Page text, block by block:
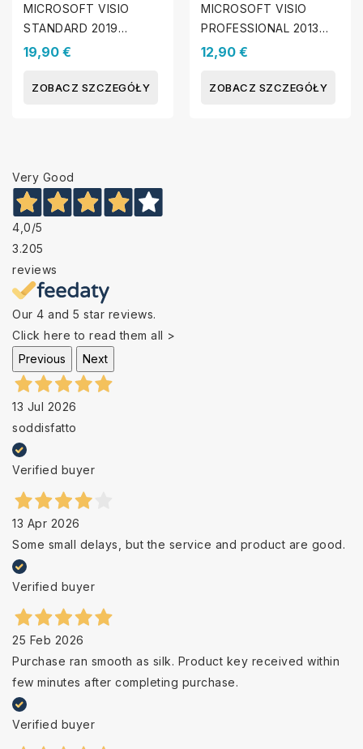
MICROSOFT VISIO
STANDARD 2019
(WINDOWS)
19,90 €
ZOBACZ SZCZEGÓŁY
MICROSOFT VISIO
PROFESSIONAL 2013
(WINDOWS)
12,90 €
ZOBACZ SZCZEGÓŁY
Very Good
4,0/5
3.205
reviews
Our 4 and 5 star reviews.
Click here to read them all >
Previous
Next
13 Jul 2026
soddisfatto
Verified buyer
13 Apr 2026
Some small delays, but the service and product are good.
Verified buyer
25 Feb 2026
Purchase ran smooth as silk. Product key received within
few minutes after completing purchase.
Verified buyer